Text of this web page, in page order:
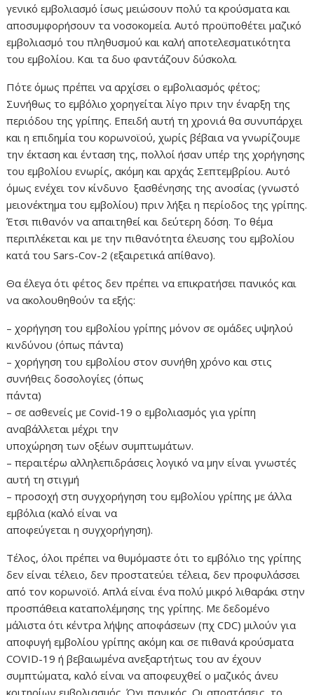
γενικό εμβολιασμό ίσως μειώσουν πολύ τα κρούσματα και
αποσυμφορήσουν τα νοσοκομεία. Αυτό προϋποθέτει μαζικό
εμβολιασμό του πληθυσμού και καλή αποτελεσματικότητα
του εμβολίου. Και τα δυο φαντάζουν δύσκολα.
Πότε όμως πρέπει να αρχίσει ο εμβολιασμός φέτος;
Συνήθως το εμβόλιο χορηγείται λίγο πριν την έναρξη της
περιόδου της γρίπης. Επειδή αυτή τη χρονιά θα συνυπάρχει
και η επιδημία του κορωνοϊού, χωρίς βέβαια να γνωρίζουμε
την έκταση και ένταση της, πολλοί ήσαν υπέρ της χορήγησης
του εμβολίου ενωρίς, ακόμη και αρχάς Σεπτεμβρίου. Αυτό
όμως ενέχει τον κίνδυνο ξασθένησης της ανοσίας (γνωστό
μειονέκτημα του εμβολίου) πριν λήξει η περίοδος της γρίπης.
Έτσι πιθανόν να απαιτηθεί και δεύτερη δόση. Το θέμα
περιπλέκεται και με την πιθανότητα έλευσης του εμβολίου
κατά του Sars-Cov-2 (εξαιρετικά απίθανο).
Θα έλεγα ότι φέτος δεν πρέπει να επικρατήσει πανικός και
να ακολουθηθούν τα εξής:
– χορήγηση του εμβολίου γρίπης μόνον σε ομάδες υψηλού
κινδύνου (όπως πάντα)
– χορήγηση του εμβολίου στον συνήθη χρόνο και στις
συνήθεις δοσολογίες (όπως
πάντα)
– σε ασθενείς με Covid-19 ο εμβολιασμός για γρίπη
αναβάλλεται μέχρι την
υποχώρηση των οξέων συμπτωμάτων.
– περαιτέρω αλληλεπιδράσεις λογικό να μην είναι γνωστές
αυτή τη στιγμή
– προσοχή στη συγχορήγηση του εμβολίου γρίπης με άλλα
εμβόλια (καλό είναι να
αποφεύγεται η συγχορήγηση).
Τέλος, όλοι πρέπει να θυμόμαστε ότι το εμβόλιο της γρίπης
δεν είναι τέλειο, δεν προστατεύει τέλεια, δεν προφυλάσσει
από τον κορωνοϊό. Απλά είναι ένα πολύ μικρό λιθαράκι στην
προσπάθεια καταπολέμησης της γρίπης. Mε δεδομένο
μάλιστα ότι κέντρα λήψης αποφάσεων (πχ CDC) μιλούν για
αποφυγή εμβολίου γρίπης ακόμη και σε πιθανά κρούσματα
COVID-19 ή βεβαιωμένα ανεξαρτήτως του αν έχουν
συμπτώματα, καλό είναι να αποφευχθεί ο μαζικός άνευ